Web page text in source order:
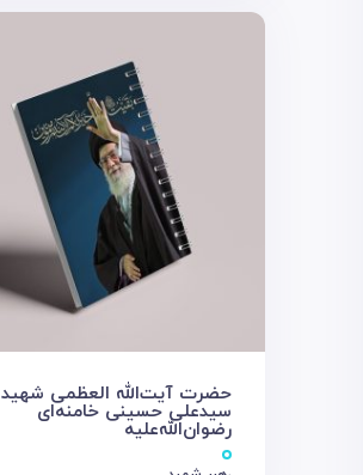
حضرت آیت‌الله العظمی شهید
سیدعلی حسینی خامنه‌ای
رضوان‌الله‌علیه